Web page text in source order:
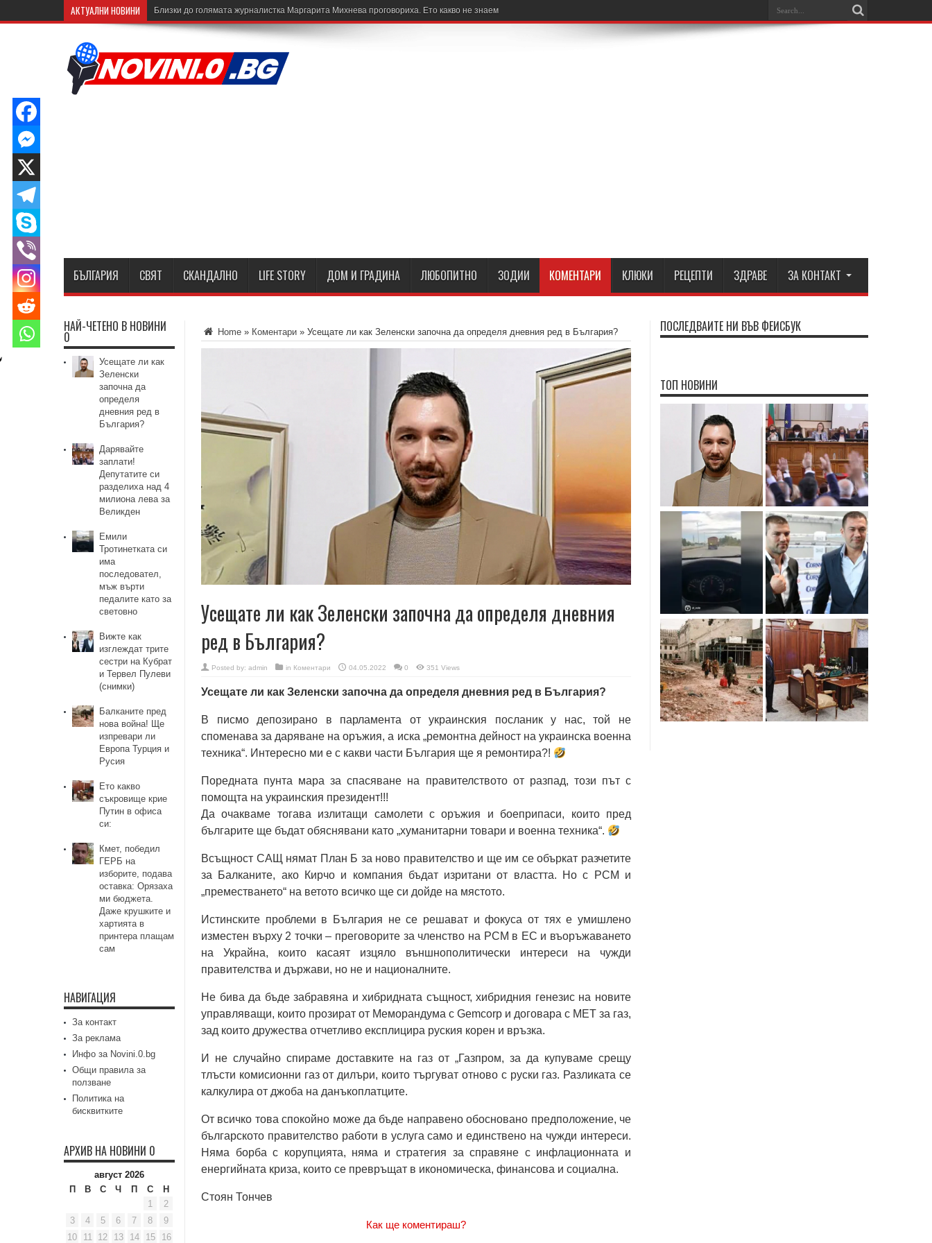
АКТУАЛНИ НОВИНИ Близки до голямата журналистка Маргарита Михнева проговориха. Ето какво не знаем
БЪЛГАРИЯ СВЯТ СКАНДАЛНО LIFE STORY ДОМ И ГРАДИНА ЛЮБОПИТНО ЗОДИИ КОМЕНТАРИ КЛЮКИ РЕЦЕПТИ ЗДРАВЕ ЗА КОНТАКТ
Home » Коментари » Усещате ли как Зеленски започна да определя дневния ред в България?
Усещате ли как Зеленски започна да определя дневния
ред в България?
Posted by: admin in Коментари 04.05.2022 0 351 Views
Усещате ли как Зеленски започна да определя дневния ред в България?
В писмо депозирано в парламента от украинския посланик у нас, той не
споменава за даряване на оръжия, а иска „ремонтна дейност на украинска военна
техника“. Интересно ми е с какви части България ще я ремонтира?!
Поредната пунта мара за спасяване на правителството от разпад, този път с
помощта на украинския президент!!!
Да очакваме тогава излитащи самолети с оръжия и боеприпаси, които пред
българите ще бъдат обяснявани като „хуманитарни товари и военна техника“.
Всъщност САЩ нямат План Б за ново правителство и ще им се объркат разчетите
за Балканите, ако Кирчо и компания бъдат изритани от властта. Но с РСМ и
„преместването“ на ветото всичко ще си дойде на мястото.
Истинските проблеми в България не се решават и фокуса от тях е умишлено
изместен върху 2 точки – преговорите за членство на РСМ в ЕС и въоръжаването
на Украйна, които касаят изцяло външнополитически интереси на чужди
правителства и държави, но не и националните.
Не бива да бъде забравяна и хибридната същност, хибридния генезис на новите
управляващи, които прозират от Меморандума с Gemcorp и договара с МЕТ за газ,
зад които дружества отчетливо експлицира руския корен и връзка.
И не случайно спираме доставките на газ от „Газпром, за да купуваме срещу
тлъсти комисионни газ от дилъри, които търгуват отново с руски газ. Разликата се
калкулира от джоба на данъкоплатците.
От всичко това спокойно може да бъде направено обосновано предположение, че
българското правителство работи в услуга само и единствено на чужди интереси.
Няма борба с корупцията, няма и стратегия за справяне с инфлационната и
енергийната криза, които се превръщат в икономическа, финансова и социална.
Стоян Тончев
Как ще коментираш?
НАЙ-ЧЕТЕНО В НОВИНИ
0
Усещате ли как
Зеленски
започна да
определя
дневния ред в
България?
Дарявайте
заплати!
Депутатите си
разделиха над 4
милиона лева за
Великден
Емили
Тротинетката си
има
последовател,
мъж върти
педалите като за
световно
Вижте как
изглеждат трите
сестри на Кубрат
и Тервел Пулеви
(снимки)
Балканите пред
нова война! Ще
изпревари ли
Европа Турция и
Русия
Ето какво
съкровище крие
Путин в офиса
си:
Кмет, победил
ГЕРБ на
изборите, подава
оставка: Орязаха
ми бюджета.
Даже крушките и
хартията в
принтера плащам
сам
НАВИГАЦИЯ
За контакт
За реклама
Инфо за Novini.0.bg
Общи правила за
ползване
Политика на
бисквитките
АРХИВ НА НОВИНИ 0
август 2026
П
В С Ч П С
Н
1
2
3
4 5 6 7 8
9
10
11 12 13 14 15
16
ПОСЛЕДВАЙТЕ НИ ВЪВ ФЕЙСБУК
ТОП НОВИНИ